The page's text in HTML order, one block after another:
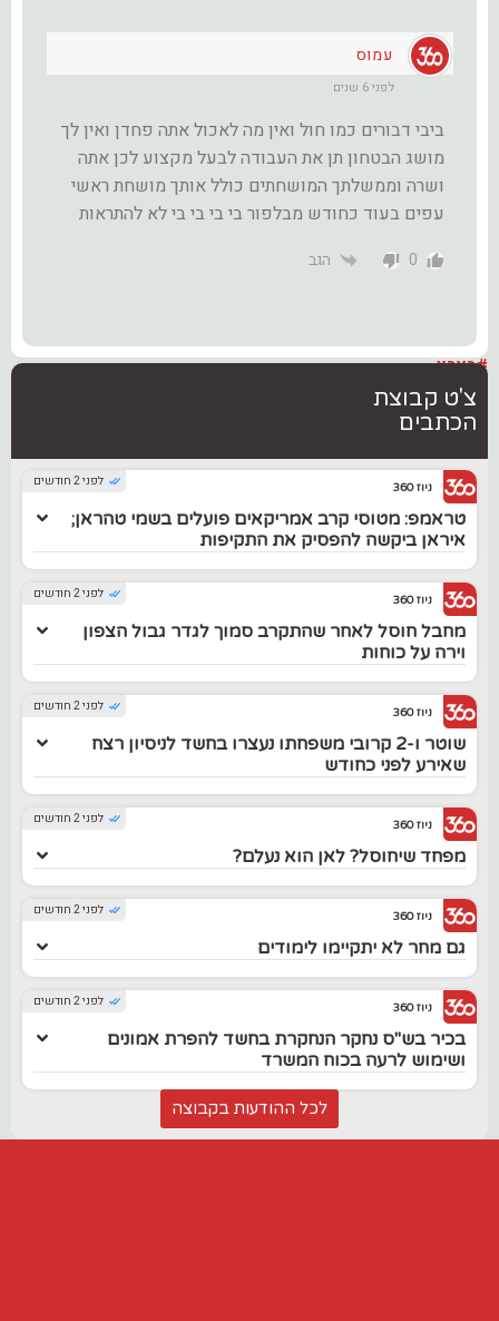
עמוס
לפני 6 שנים
ביבי דבורים כמו חול ואין מה לאכול אתה פחדן ואין לך
מושג הבטחון תן את העבודה לבעל מקצוע לכן אתה
ושרה וממשלתך המושחתים כולל אותך מושחת ראשי
עפים בעוד כחודש מבלפור בי בי בי בי לא להתראות
0 הגב
#בארץ
צ'ט קבוצת
הכתבים
לפני 2 חודשים ניוז 360
טראמפ: מטוסי קרב אמריקאים פועלים בשמי טהראן;
איראן ביקשה להפסיק את התקיפות
לפני 2 חודשים ניוז 360
מחבל חוסל לאחר שהתקרב סמוך לגדר גבול הצפון
וירה על כוחות
לפני 2 חודשים ניוז 360
שוטר ו-2 קרובי משפחתו נעצרו בחשד לניסיון רצח
שאירע לפני כחודש
לפני 2 חודשים ניוז 360
מפחד שיחוסל? לאן הוא נעלם?
לפני 2 חודשים ניוז 360
גם מחר לא יתקיימו לימודים
לפני 2 חודשים ניוז 360
בכיר בש"ס נחקר הנחקרת בחשד להפרת אמונים
ושימוש לרעה בכוח המשרד
לכל ההודעות בקבוצה